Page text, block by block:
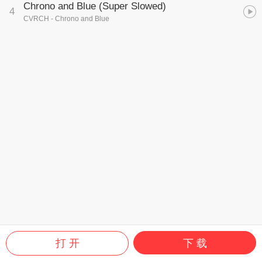
4 Chrono and Blue (Super Slowed)
CVRCH - Chrono and Blue
打 开 下 载